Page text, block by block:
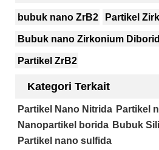
bubuk nano ZrB2 Partikel
Bubuk nano Zirkonium
Partikel ZrB2
Kategori Terkait
Partikel Nano Nitrida Partikel
Nanopartikel borida Bubuk
Partikel nano sulfida